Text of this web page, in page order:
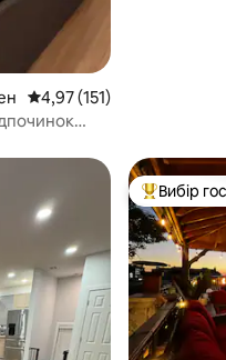
Середня оцінка: 4,97 з 5,
4,97 (151)
Топ вибір
Вибір